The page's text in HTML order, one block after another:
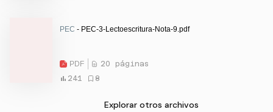
PEC - PEC-3-Lectoescritura-Nota-9.pdf
PDF
20 páginas
241
8
Explorar otros archivos